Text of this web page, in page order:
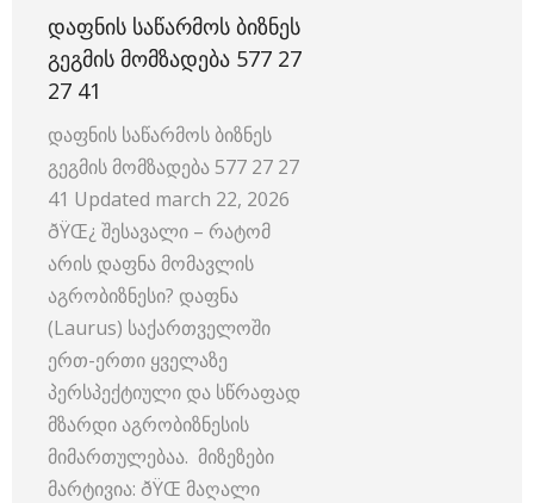
ᲓᲐᲤᲜᲘᲡ ᲡᲐᲬᲐᲠᲛᲝᲡ ᲑᲘᲖᲜᲔᲡ
ᲒᲔᲒᲛᲘᲡ ᲛᲝᲛᲖᲐᲓᲔᲑᲐ 577 27
27 41
დაფნის საწარმოს ბიზნეს
გეგმის მომზადება 577 27 27
41 Updated march 22, 2026
ðŸŒ¿ შესავალი – რატომ
არის დაფნა მომავლის
აგრობიზნესი? დაფნა
(Laurus) საქართველოში
ერთ-ერთი ყველაზე
პერსპექტიული და სწრაფად
მზარდი აგრობიზნესის
მიმართულებაა. მიზეზები
მარტივია: ðŸŒ მაღალი